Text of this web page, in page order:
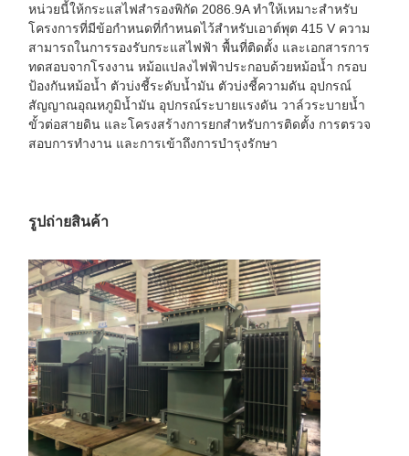
หน่วยนี้ให้กระแสไฟสำรองพิกัด 2086.9A ทำให้เหมาะสำหรับ
โครงการที่มีข้อกำหนดที่กำหนดไว้สำหรับเอาต์พุต 415 V ความ
สามารถในการรองรับกระแสไฟฟ้า พื้นที่ติดตั้ง และเอกสารการ
ทดสอบจากโรงงาน หม้อแปลงไฟฟ้าประกอบด้วยหม้อน้ำ กรอบ
ป้องกันหม้อน้ำ ตัวบ่งชี้ระดับน้ำมัน ตัวบ่งชี้ความดัน อุปกรณ์
สัญญาณอุณหภูมิน้ำมัน อุปกรณ์ระบายแรงดัน วาล์วระบายน้ำ
ขั้วต่อสายดิน และโครงสร้างการยกสำหรับการติดตั้ง การตรวจ
สอบการทำงาน และการเข้าถึงการบำรุงรักษา
รูปถ่ายสินค้า